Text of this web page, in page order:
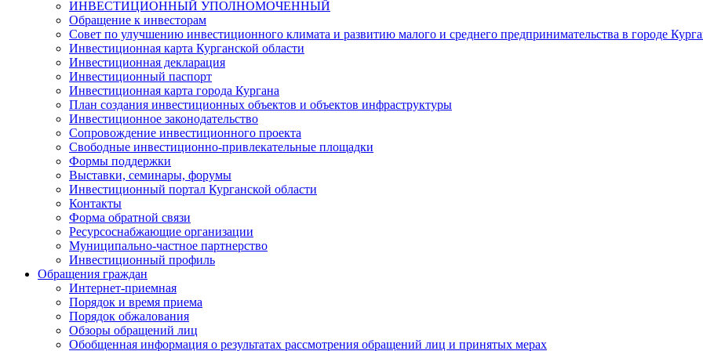
ИНВЕСТИЦИОННЫЙ УПОЛНОМОЧЕННЫЙ
Обращение к инвесторам
Совет по улучшению инвестиционного климата и развитию малого и среднего предпринимательства в городе
Инвестиционная карта Курганской области
Инвестиционная декларация
Инвестиционный паспорт
Инвестиционная карта города Кургана
План создания инвестиционных объектов и объектов инфраструктуры
Инвестиционное законодательство
Сопровождение инвестиционного проекта
Свободные инвестиционно-привлекательные площадки
Формы поддержки
Выставки, семинары, форумы
Инвестиционный портал Курганской области
Контакты
Форма обратной связи
Ресурсоснабжающие организации
Муниципально-частное партнерство
Инвестиционный профиль
Обращения граждан
Интернет-приемная
Порядок и время приема
Порядок обжалования
Обзоры обращений лиц
Обобщенная информация о результатах рассмотрения обращений лиц и принятых мерах